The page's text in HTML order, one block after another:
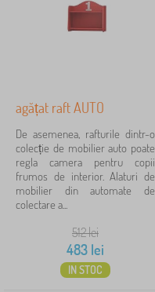
128 lei
483 lei
Filtrare
Caută în filtru
agățat raft AUTO
De asemenea, rafturile dintr-o
colecție de mobilier auto poate
regla camera pentru copii
frumos de interior. Alaturi de
mobilier din automate de
colectare a...
512lei
483 lei
IN STOC